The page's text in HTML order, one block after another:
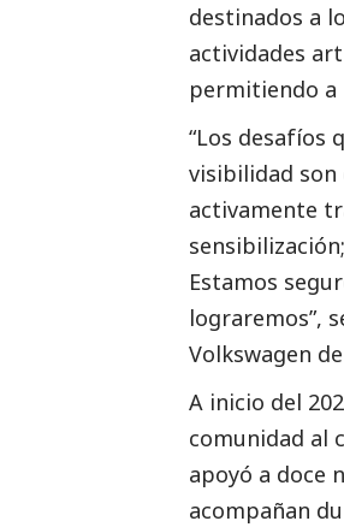
destinados a
actividades
permitiendo a
“Los desafíos
visibilidad son
activamente
Estamos
lograremos”,
Volkswagen
A inicio del
comunidad al
apoyó a doce
acompañan